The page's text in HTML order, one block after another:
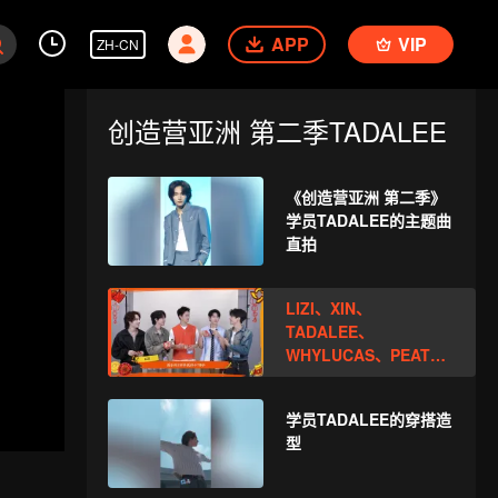
ZH-CN APP VIP
创造营亚洲 第二季TADALEE
《创造营亚洲 第二季》
学员TADALEE的主题曲
直拍
LIZI、XIN、
TADALEE、
WHYLUCAS、PEAT新
年拆红包！一起见证这
学员TADALEE的穿搭造
型